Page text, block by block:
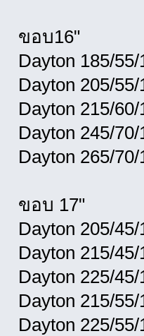
ขอบ16"
Dayton 185/
Dayton 205/
Dayton 215/
Dayton 245/
Dayton 265/
ขอบ 17"
Dayton 205/
Dayton 215/
Dayton 225/
Dayton 215/
Dayton 225/